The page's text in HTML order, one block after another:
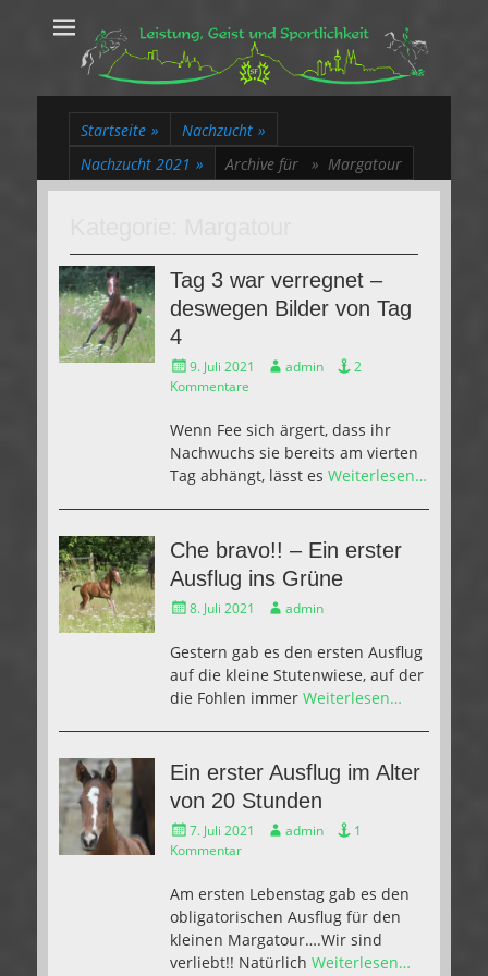
Leistung, Geist
und Sportlichkeit
Trakehner aus dem Herzen des Rheinlands
Startseite » Nachzucht »
Nachzucht 2021 » Archive für » Margatour
Tag 3 war verregnet –
deswegen Bilder von Tag
4
Gepostet
am
9. Juli 2021 Autoradmin
2
Kommentare
Wenn Fee sich ärgert, dass ihr
Nachwuchs sie bereits am vierten
Tag abhängt, lässt es Weiterlesen…
Che bravo!! – Ein erster
Ausflug ins Grüne
Gepostet
8. Juli 2021 Autoradmin
Gestern gab es den ersten Ausflug
auf die kleine Stutenwiese, auf der
die Fohlen immer Weiterlesen…
Ein erster Ausflug im Alter
von 20 Stunden
Gepostet
am
7. Juli 2021 Autoradmin
1
Kommentar
Am ersten Lebenstag gab es den
obligatorischen Ausflug für den
kleinen Margatour….Wir sind
verliebt!! Natürlich Weiterlesen…